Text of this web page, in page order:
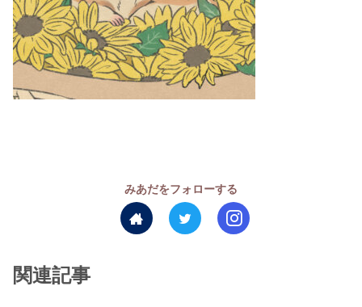
みあだをフォローする
関連記事